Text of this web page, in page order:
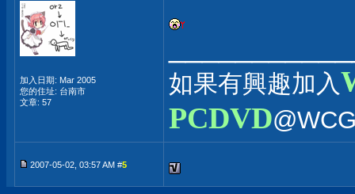
加入日期: Mar 2005
您的住址: 台南市
文章: 57
如果有興趣加入
PCDVD
2007-05-02, 03:57 AM #5